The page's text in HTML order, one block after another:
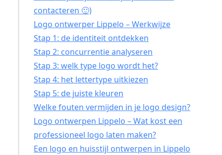
contacteren 🙂)
Logo ontwerper Lippelo – Werkwijze
Stap 1: de identiteit ontdekken
Stap 2: concurrentie analyseren
Stap 3: welk type logo wordt het?
Stap 4: het lettertype uitkiezen
Stap 5: de juiste kleuren
Welke fouten vermijden in je logo design?
Logo ontwerpen Lippelo – Wat kost een
professioneel logo laten maken?
Een logo en huisstijl ontwerpen in Lippelo